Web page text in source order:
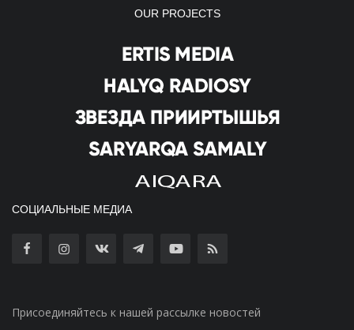
OUR PROJECTS
СОЦИАЛЬНЫЕ МЕДИА
Присоединяйтесь к нашей рассылке новостей